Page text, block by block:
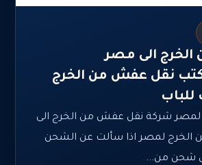
الى مصر
مكتب نقل عفش من الخرج
شركة نقل عفش من الخرج الى
لمصر اذا سألت عن الشحن
شحن من...